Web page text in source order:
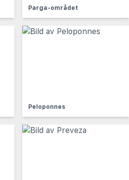
Parga-området
Peloponnes